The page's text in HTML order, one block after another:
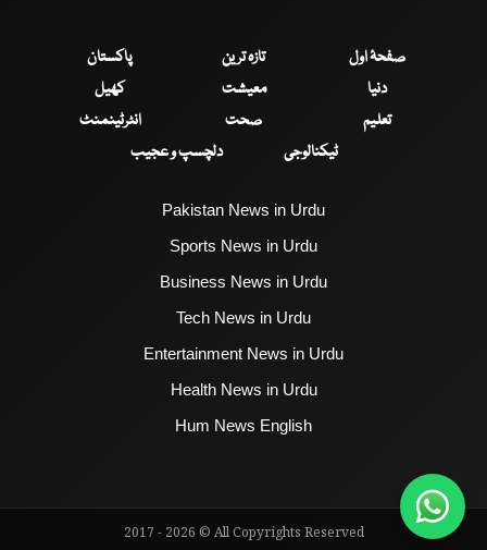
صفحۂ اول تازہ ترین
پاکستان
دنیا
معیشت
کھیل
تعلیم
صحت
انٹرٹینمنٹ
ٹیکنالوجی
دلچسپ و عجیب
Pakistan News in Urdu
Sports News in Urdu
Business News in Urdu
Tech News in Urdu
Entertainment News in Urdu
Health News in Urdu
Hum News English
2017 - 2026 © All Copyrights Reserved